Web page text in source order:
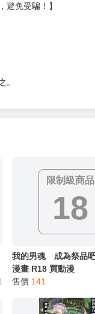
避免受騙！】
。
限制級商品